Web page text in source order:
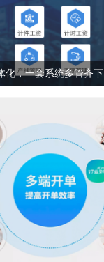
化，一套系统多管齐下